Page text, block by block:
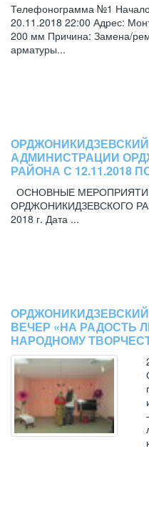
Телефонограмма №1
20.11.2018 22:00 Адрес:
200 мм Причина: Замена/
арматуры...
АДМИНИСТРАЦИИ
РАЙОНА С 12.11.2018 ПО
ОСНОВНЫЕ
ОРДЖОНИКИДЗЕВСКОГО
2018 г. Дата ...
ВЕЧЕР «НА
НАРОДНОМУ